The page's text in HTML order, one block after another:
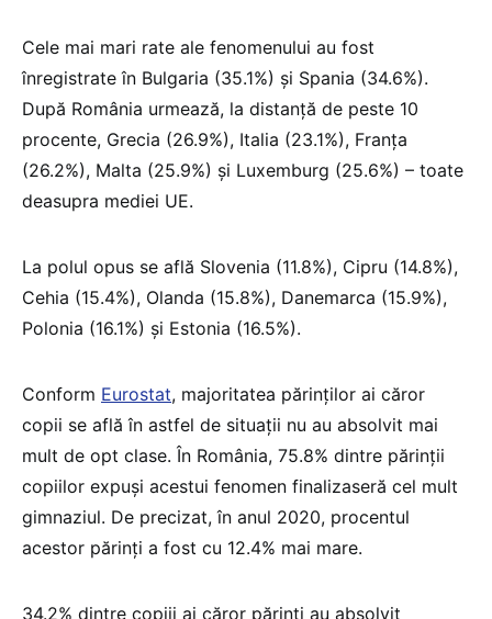
Cele mai mari rate ale fenomenului au fost
înregistrate în Bulgaria (35.1%) și Spania (34.6%).
După România urmează, la distanță de peste 10
procente, Grecia (26.9%), Italia (23.1%), Franța
(26.2%), Malta (25.9%) și Luxemburg (25.6%) – toate
deasupra mediei UE.
La polul opus se află Slovenia (11.8%), Cipru (14.8%),
Cehia (15.4%), Olanda (15.8%), Danemarca (15.9%),
Polonia (16.1%) și Estonia (16.5%).
Conform Eurostat, majoritatea părinților ai căror
copii se află în astfel de situații nu au absolvit mai
mult de opt clase. În România, 75.8% dintre părinții
copiilor expuși acestui fenomen finalizaseră cel mult
gimnaziul. De precizat, în anul 2020, procentul
acestor părinți a fost cu 12.4% mai mare.
34.2% dintre copiii ai căror părinți au absolvit